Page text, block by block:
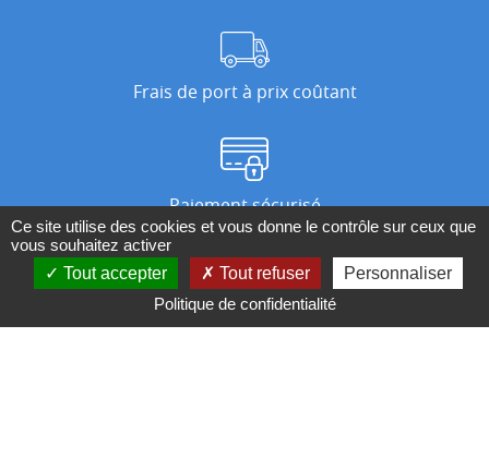
Frais de port à prix coûtant
Paiement sécurisé
Nos magasins
Ce site utilise des cookies et vous donne le contrôle sur ceux que
vous souhaitez activer
Tout accepter
Tout refuser
Personnaliser
Politique de confidentialité